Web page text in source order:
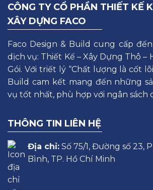
CÔNG TY CỔ PHẦN THIẾT KẾ
XÂY DỰNG FACO
Faco Design & Build cung cấp
dịch vụ: Thiết Kế – Xây Dựng Thô –
Gói. Với triết lý “Chất lượng là cốt
Build cam kết mang đến những
vụ tốt nhất, phù hợp với ngân sách
THÔNG TIN LIÊN HỆ
Địa chỉ: Số 75/1, Đường số 23,
Bình, TP. Hồ Chí Minh